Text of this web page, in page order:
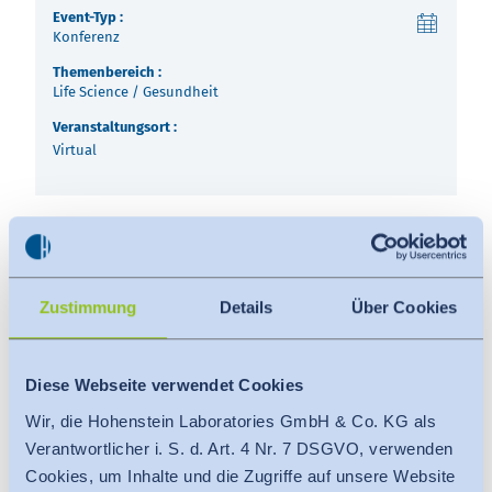
Zustimmung Details Über Cookies
Diese Webseite verwendet Cookies
Wir, die Hohenstein Laboratories GmbH & Co. KG als
Verantwortlicher i. S. d. Art. 4 Nr. 7 DSGVO, verwenden
Cookies, um Inhalte und die Zugriffe auf unsere Website
Việt Nam
Indonesia
Presse
Kontakt
Event-Typ :
Konferenz
Themenbereich :
Life Science / Gesundheit
Veranstaltungsort :
Virtual
Join us at the next IFAI Virtual Market Showcase! The featured
topic isMedical Textileswhere you’ll see the latest materials
and manufacturing solutions for medical products.
Date:
Time:
01:00 - 04:00 pm (EST, USA)